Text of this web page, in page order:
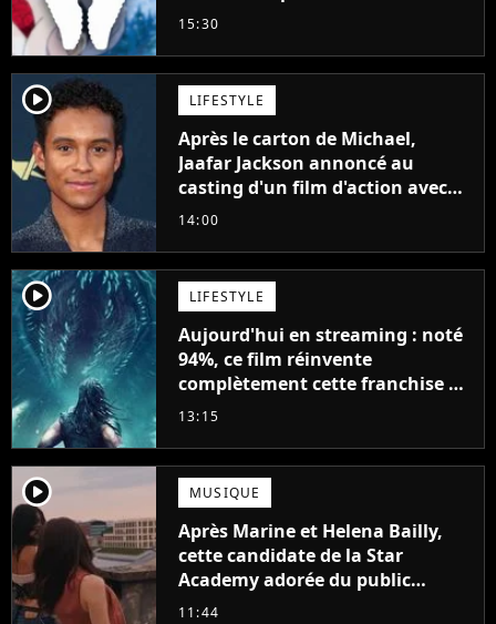
15:30
player2 LIFESTYLE
Après le carton de Michael,
Jaafar Jackson annoncé au
casting d'un film d'action avec
Will Smith
14:00
player2 LIFESTYLE
Aujourd'hui en streaming : noté
94%, ce film réinvente
complètement cette franchise de
science-fiction vieille de 40 ans
13:15
player2 MUSIQUE
Après Marine et Helena Bailly,
cette candidate de la Star
Academy adorée du public
annonce son premier album,
11:44